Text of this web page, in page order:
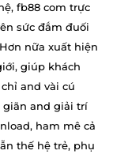
fb88 com trực
sức đắm đuối
nữa xuất hiện
giúp khách
and vài cú
giãn and giải trí
ham mê cả
thế hệ trẻ, phụ